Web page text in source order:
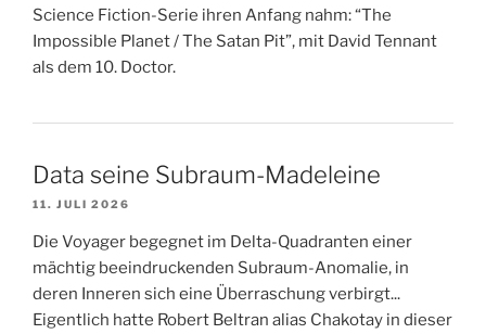
Science Fiction-Serie ihren Anfang nahm: “The
Impossible Planet / The Satan Pit”, mit David Tennant
als dem 10. Doctor.
Data seine Subraum-Madeleine
11. JULI 2026
Die Voyager begegnet im Delta-Quadranten einer
mächtig beeindruckenden Subraum-Anomalie, in
deren Inneren sich eine Überraschung verbirgt...
Eigentlich hatte Robert Beltran alias Chakotay in dieser